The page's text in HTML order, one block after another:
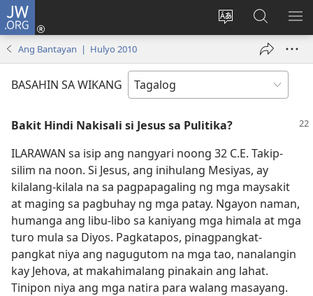
JW.ORG
Baguhin
ng
Mag-
log
bubukas
window)
sa
JW.ORG
Ang Bantayan | Hulyo 2010
BASAHIN SA WIKANG
Bakit Hindi Nakisali si Jesus sa Pulitika?
ILARAWAN sa isip ang nangyari noong 32 C.E. Takip-
silim na noon. Si Jesus, ang inihulang Mesiyas, ay
kilalang-kilala na sa pagpapagaling ng mga maysakit
at maging sa pagbuhay ng mga patay. Ngayon naman,
humanga ang libu-libo sa kaniyang mga himala at mga
turo mula sa Diyos. Pagkatapos, pinagpangkat-
pangkat niya ang nagugutom na mga tao, nanalangin
kay Jehova, at makahimalang pinakain ang lahat.
Tinipon niya ang mga natira para walang masayang.